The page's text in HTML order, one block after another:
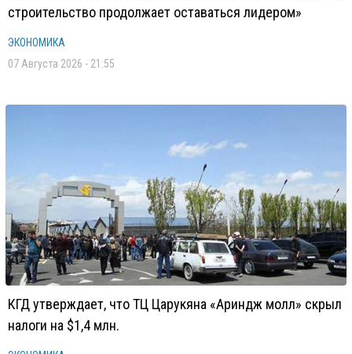
строительство продолжает оставаться лидером»
ЭКОНОМИКА
07 Августа 2026 - 21:55
КГД утверждает, что ТЦ Царукяна «Ариндж молл» скрыл
налоги на $1,4 млн.